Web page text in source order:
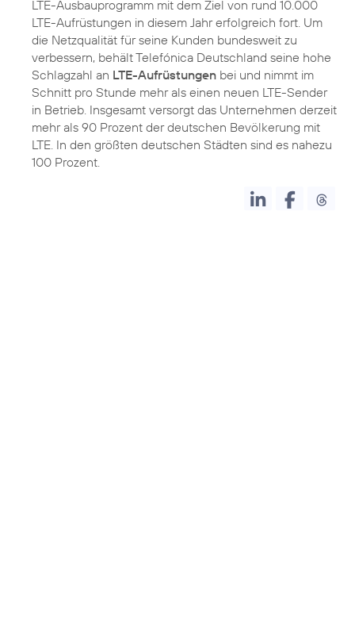
LTE-Ausbauprogramm mit dem Ziel von rund 10.000
LTE-Aufrüstungen in diesem Jahr erfolgreich fort. Um
die Netzqualität für seine Kunden bundesweit zu
verbessern, behält Telefónica Deutschland seine hohe
Schlagzahl an LTE-Aufrüstungen bei und nimmt im
Schnitt pro Stunde mehr als einen neuen LTE-Sender
in Betrieb. Insgesamt versorgt das Unternehmen derzeit
mehr als 90 Prozent der deutschen Bevölkerung mit
LTE. In den größten deutschen Städten sind es nahezu
100 Prozent.